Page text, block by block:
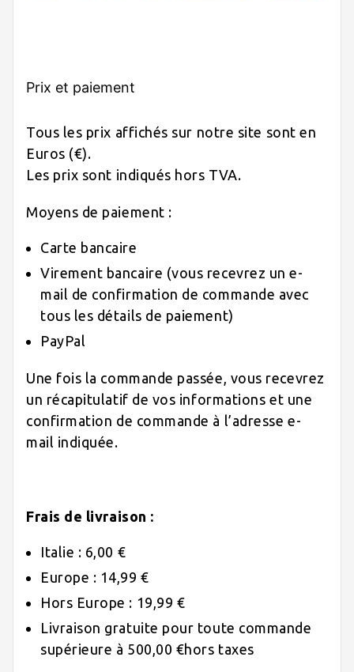
Prix et paiement
Tous les prix affichés sur notre site sont en
Euros (€).
Les prix sont indiqués hors TVA.
Moyens de paiement :
Carte bancaire
Virement bancaire (vous recevrez un e-
mail de confirmation de commande avec
tous les détails de paiement)
PayPal
Une fois la commande passée, vous recevrez
un récapitulatif de vos informations et une
confirmation de commande à l’adresse e-
mail indiquée.
Frais de livraison :
Italie : 6,00 €
Europe : 14,99 €
Hors Europe : 19,99 €
Livraison gratuite pour toute commande
supérieure à 500,00 €hors taxes